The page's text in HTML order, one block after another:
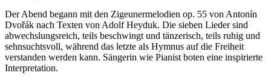
Der Abend begann mit den Zigeunermelodien op. 55 von Antonín
Dvořák nach Texten von Adolf Heyduk. Die sieben Lieder sind
abwechslungsreich, teils beschwingt und tänzerisch, teils ruhig und
sehnsuchtsvoll, während das letzte als Hymnus auf die Freiheit
verstanden werden kann. Sängerin wie Pianist boten eine inspirierte
Interpretation.